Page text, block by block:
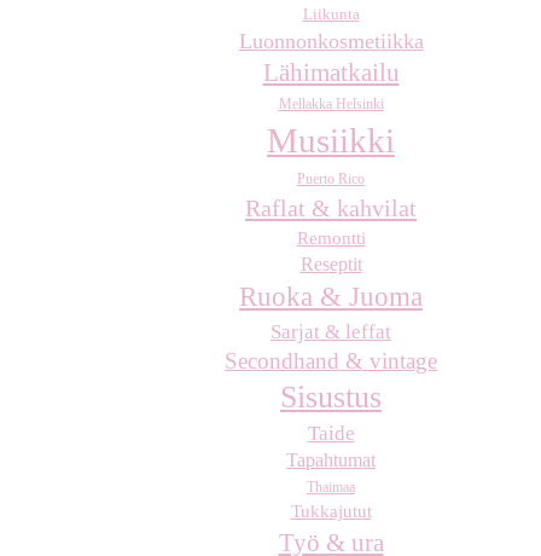
Liikunta
Luonnonkosmetiikka
Lähimatkailu
Mellakka Helsinki
Musiikki
Puerto Rico
Raflat & kahvilat
Remontti
Reseptit
Ruoka & Juoma
Sarjat & leffat
Secondhand & vintage
Sisustus
Taide
Tapahtumat
Thaimaa
Tukkajutut
Työ & ura